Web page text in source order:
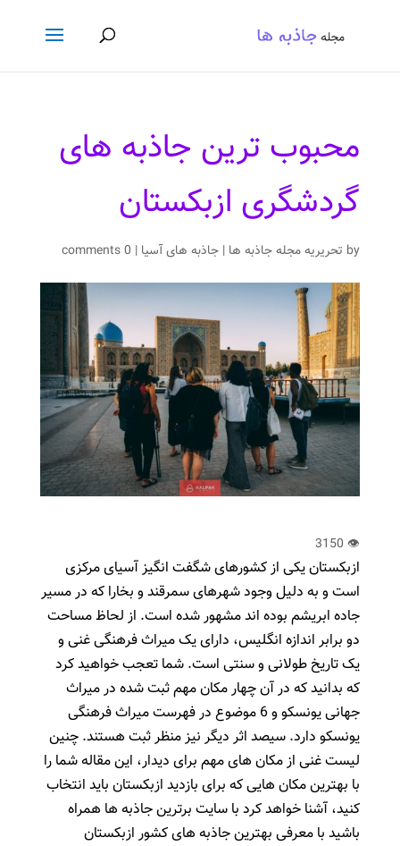
محبوب ترین جاذبه های
گردشگری ازبکستان
by تحریریه مجله جاذبه ها | جاذبه های آسیا |
0 comments
ازبکستان یکی از کشورهای شگفت انگیز آسیای مرکزی
است و به دلیل وجود شهرهای سمرقند و بخارا که در مسیر
جاده ابریشم بوده اند مشهور شده است. از لحاظ مساحت
دو برابر اندازه انگلیس، دارای یک میراث فرهنگی غنی و
یک تاریخ طولانی و سنتی است. شما تعجب خواهید کرد
که بدانید که در آن چهار مکان مهم ثبت شده در میراث
جهانی یونسکو و 6 موضوع در فهرست میراث فرهنگی
یونسکو دارد. سیصد اثر دیگر نیز منظر ثبت هستند. چنین
لیست غنی از مکان های مهم برای دیدار، این مقاله شما را
با بهترین مکان هایی که برای بازدید ازبکستان باید انتخاب
کنید، آشنا خواهد کرد با سایت برترین جاذبه ها همراه
باشید با معرفی بهترین جاذبه های کشور ازبکستان